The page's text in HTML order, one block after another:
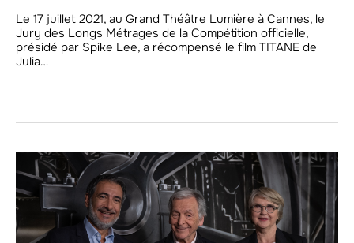
Le 17 juillet 2021, au Grand Théâtre Lumière à Cannes, le
Jury des Longs Métrages de la Compétition officielle,
présidé par Spike Lee, a récompensé le film TITANE de
Julia…